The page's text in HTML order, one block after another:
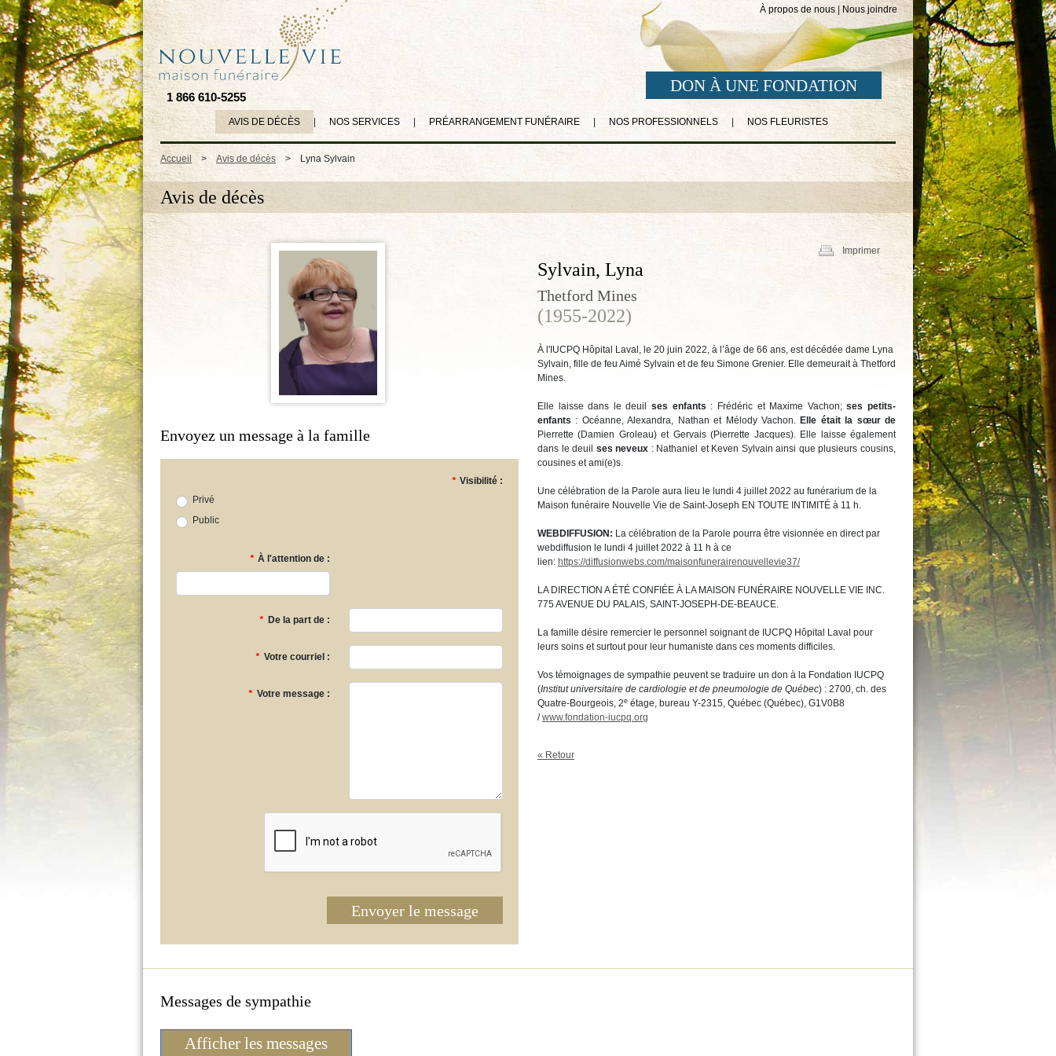
À propos de nous Nous joindre
1 866 610-5255
DON À UNE FONDATION
AVIS DE DÉCÈS NOS SERVICES PRÉARRANGEMENT FUNÉRAIRE NOS PROFESSIONNELS NOS FLEURISTES
Accueil > Avis de décès > Lyna Sylvain
Avis de décès
Envoyez un message à la famille
* Visibilité :
Privé
Public
* À l'attention de :
* De la part de :
* Votre courriel :
* Votre message :
Envoyer le message
Imprimer
Sylvain, Lyna
Thetford Mines
(1955-2022)
À l'IUCPQ Hôpital Laval, le 20 juin 2022, à l’âge de 66 ans, est décédée dame Lyna
Sylvain, fille de feu Aimé Sylvain et de feu Simone Grenier. Elle demeurait à Thetford
Mines.
Elle laisse dans le deuilses enfants : Frédéric et Maxime Vachon;ses petits-
enfants : Océanne, Alexandra, Nathan et Mélody Vachon. Elle était la sœur de
Pierrette (Damien Groleau) et Gervais (Pierrette Jacques). Elle laisse également
dans le deuil ses neveux : Nathaniel et Keven Sylvain ainsi que plusieurs cousins,
cousines et ami(e)s.
Une célébration de la Parole aura lieu le lundi 4 juillet 2022 au funérarium de la
Maison funéraire Nouvelle Vie de Saint-Joseph EN TOUTE INTIMITÉ à 11 h.
WEBDIFFUSION: La célébration de la Parole pourra être visionnée en direct par
webdiffusion le lundi 4 juillet 2022 à 11 h à ce
lien: https://diffusionwebs.com/maisonfunerairenouvellevie37/
LA DIRECTION A ÉTÉ CONFIÉE À LA MAISON FUNÉRAIRE NOUVELLE VIE INC.
775 AVENUE DU PALAIS, SAINT-JOSEPH-DE-BEAUCE.
La famille désire remercier le personnel soignant de IUCPQ Hôpital Laval pour
leurs soins et surtout pour leur humaniste dans ces moments difficiles.
Vos témoignages de sympathie peuvent se traduire un don à la Fondation IUCPQ
(Institut universitaire de cardiologie et de pneumologie de Québec) : 2700, ch. des
Quatre-Bourgeois, 2e étage, bureau Y-2315, Québec (Québec), G1V0B8
/www.fondation-iucpq.org
« Retour
Messages de sympathie
Afficher les messages